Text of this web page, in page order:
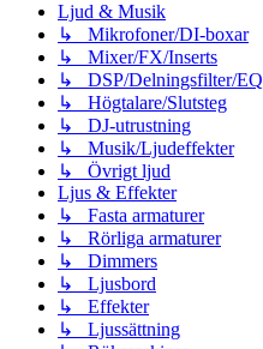
Ljud & Musik
↳ Mikrofoner/DI-boxar
↳ Mixer/FX/Inserts
↳ DSP/Delningsfilter/EQ
↳ Högtalare/Slutsteg
↳ DJ-utrustning
↳ Musik/Ljudeffekter
↳ Övrigt ljud
Ljus & Effekter
↳ Fasta armaturer
↳ Rörliga armaturer
↳ Dimmers
↳ Ljusbord
↳ Effekter
↳ Ljussättning